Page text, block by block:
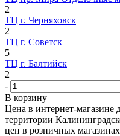
2
ТЦ г. Черняховск
2
ТЦ г. Советск
5
ТЦ г. Балтийск
2
-
В корзину
Цена в интернет-магазине
территории
цен в розничных магазинах